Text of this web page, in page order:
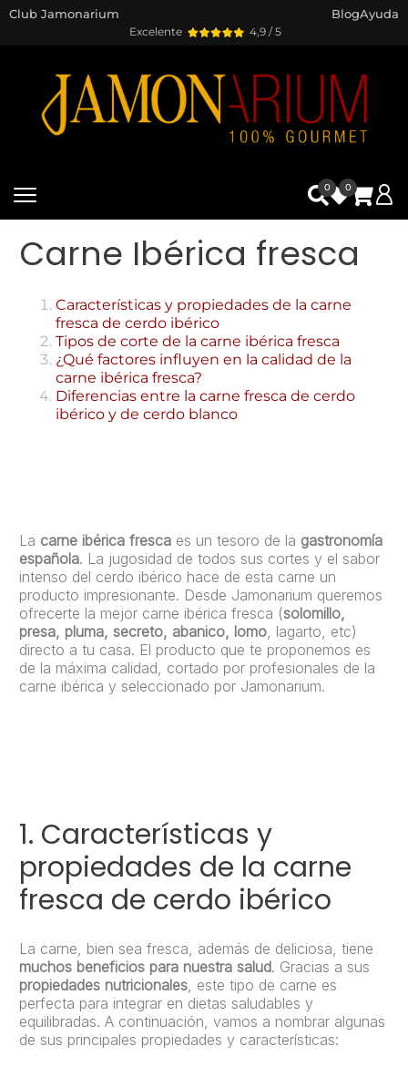
Excelente 4,9 / 5
Club Jamonarium BlogAyuda
0 0
Carne Ibérica fresca
Características y propiedades de la carne
fresca de cerdo ibérico
Tipos de corte de la carne ibérica fresca
¿Qué factores influyen en la calidad de la
carne ibérica fresca?
Diferencias entre la carne fresca de cerdo
ibérico y de cerdo blanco
La carne ibérica fresca es un tesoro de la gastronomía
española. La jugosidad de todos sus cortes y el sabor
intenso del cerdo ibérico hace de esta carne un
producto impresionante. Desde Jamonarium queremos
ofrecerte la mejor carne ibérica fresca (solomillo,
presa, pluma, secreto, abanico, lomo , lagarto, etc)
directo a tu casa. El producto que te proponemos es
de la máxima calidad, cortado por profesionales de la
carne ibérica y seleccionado por Jamonarium.
1. Características y
propiedades de la carne
fresca de cerdo ibérico
La carne, bien sea fresca, además de deliciosa, tiene
muchos beneficios para nuestra salud. Gracias a sus
propiedades nutricionales , este tipo de carne es
perfecta para integrar en dietas saludables y
equilibradas. A continuación, vamos a nombrar algunas
de sus principales propiedades y características: